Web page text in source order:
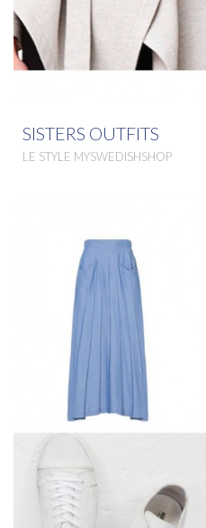
SISTERS OUTFITS
LE STYLE MYSWEDISHSHOP